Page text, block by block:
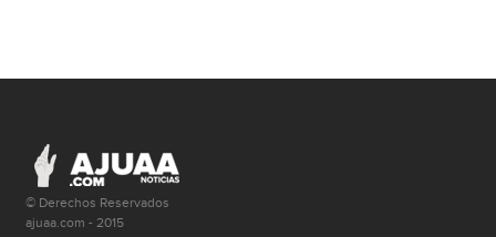
© Derechos Reservados
ajuaa.com - 2015